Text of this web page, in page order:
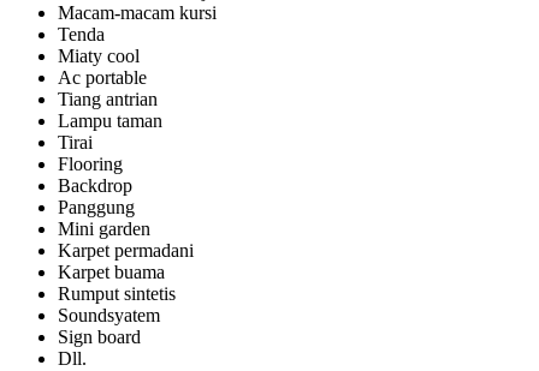
Macam-macam kursi
Tenda
Miaty cool
Ac portable
Tiang antrian
Lampu taman
Tirai
Flooring
Backdrop
Panggung
Mini garden
Karpet permadani
Karpet buama
Rumput sintetis
Soundsyatem
Sign board
Dll.